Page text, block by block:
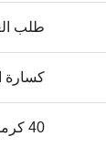
طلب
كسارة
40 كرمو